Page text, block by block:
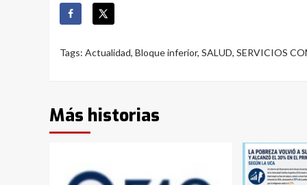
Tags: Actualidad, Bloque inferior, SALUD, SERVICIOS
Más historias